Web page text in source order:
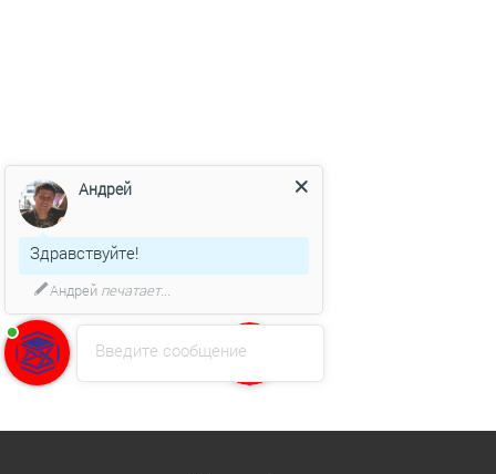
Введите сообщение
Андрей
Здравствуйте!
Андрей печатает...